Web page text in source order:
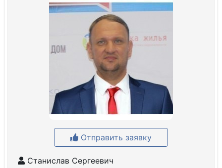
Отправить заявку
Станислав Сергеевич